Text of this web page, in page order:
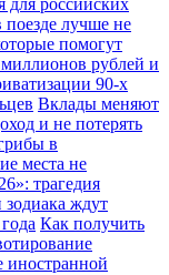
для российских
поезде лучше не
помогут
рублей и
90-х
Вклады меняют
и не потерять
в
места не
трагедия
зодиака ждут
Как получить
иностранной